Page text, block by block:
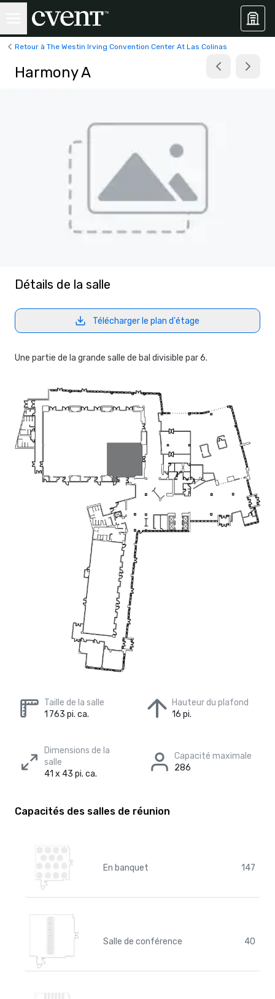
Retour à The Westin Irving Convention Center At Las Colinas
Harmony A
Détails de la salle
Télécharger le plan d'étage
Une partie de la grande salle de bal divisible par 6.
Taille de la salle
1 763 pi. ca.
Hauteur du plafond
16 pi.
Dimensions de la
salle
41 x 43 pi. ca.
Capacité maximale
286
Capacités des salles de réunion
En banquet 147
Salle de conférence 40